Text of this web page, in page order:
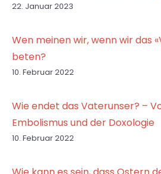
22. Januar 2023
Wen meinen wir, wenn wir das
beten?
10. Februar 2022
Wie endet das Vaterunser? –
Embolismus und der Doxologie
10. Februar 2022